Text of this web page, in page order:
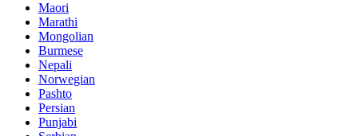
Maori
Marathi
Mongolian
Burmese
Nepali
Norwegian
Pashto
Persian
Punjabi